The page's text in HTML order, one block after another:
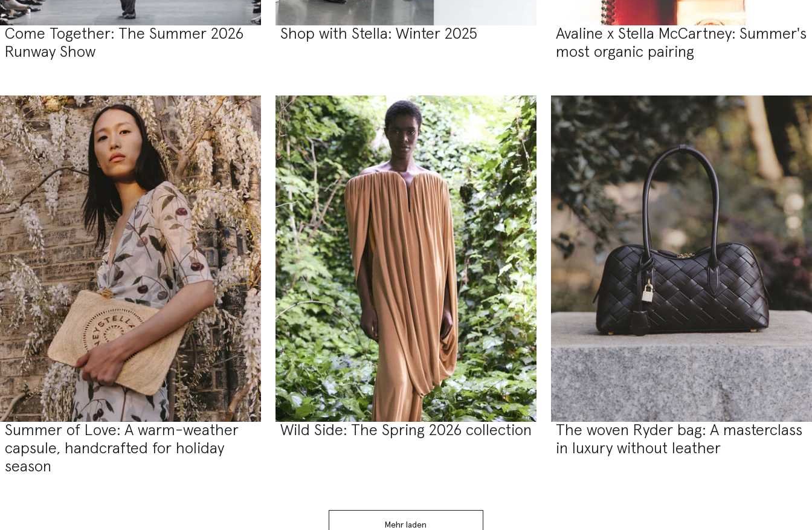
Come Together: The Summer 2026
Runway Show
Shop with Stella: Winter 2025
Avaline x Stella McCartney: Summer's
most organic pairing
Summer of Love: A warm-weather
capsule, handcrafted for holiday
season
Wild Side: The Spring 2026 collection
The woven Ryder bag: A masterclass
in luxury without leather
Mehr laden